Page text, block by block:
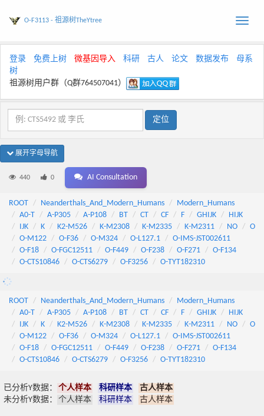
Toggle
O-F3113 - 祖源树TheYtree
登录 免费上树 微基因导入 科研 古人 论文 数据发布
母系
树
祖源树用户群（Q群764507041）
展开字母导航
440 0 AI Consultation
ROOT Neanderthals_And_Modern_Humans
Modern_Humans
A0-T
A-P305 A-P108 BT CT CF F GHIJK
HIJK
IJK
K K2-M526 K-M2308 K-M2335 K-M2311 NO
O
O-M122
O-F36 O-M324 O-L127.1
O-IMS-JST002611
O-F18
O-FGC12511 O-F449 O-F238 O-F271
O-F134
O-CTS10846
O-CTS6279 O-F3256 O-TYT182310
ROOT Neanderthals_And_Modern_Humans
Modern_Humans
A0-T
A-P305 A-P108 BT CT CF F GHIJK
HIJK
IJK
K K2-M526 K-M2308 K-M2335 K-M2311 NO
O
O-M122
O-F36 O-M324 O-L127.1
O-IMS-JST002611
O-F18
O-FGC12511 O-F449 O-F238 O-F271
O-F134
O-CTS10846
O-CTS6279 O-F3256 O-TYT182310
已分析Y数据： 个人样本 科研样本
古人样本
未分析Y数据：
个人样本 科研样本 古人样本